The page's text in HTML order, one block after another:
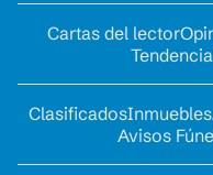
Cartas del lector
Tendencia
ClasificadosInmuebles
Avisos